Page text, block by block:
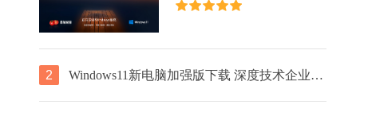
2 Windows11新电脑加强版下载 深度技术企业版 x64位免激活下载 v2023